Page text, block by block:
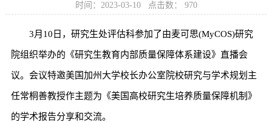
时间：2023-03-10 点击数： 970
3月10日，研究生处评估科参加了由麦可思(MyCOS)研究
院组织举办的《研究生教育内部质量保障体系建设》直播会
议。会议特邀美国加州大学校长办公室院校研究与学术规划主
任常桐善教授作主题为《美国高校研究生培养质量保障机制》
的学术报告分享和交流。